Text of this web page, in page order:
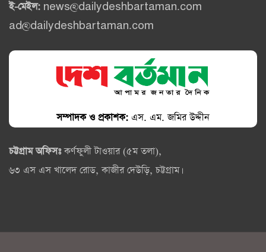
ই-মেইল: news@dailydeshbartaman.com
ad@dailydeshbartaman.com
সম্পাদক ও প্রকাশক: এস. এম. জমির উদ্দীন
চট্টগ্রাম অফিসঃকর্ণফুলী টাওয়ার (৫ম তলা),
৬৩ এস এস খালেদ রোড, কাজীর দেউড়ি, চট্টগ্রাম।